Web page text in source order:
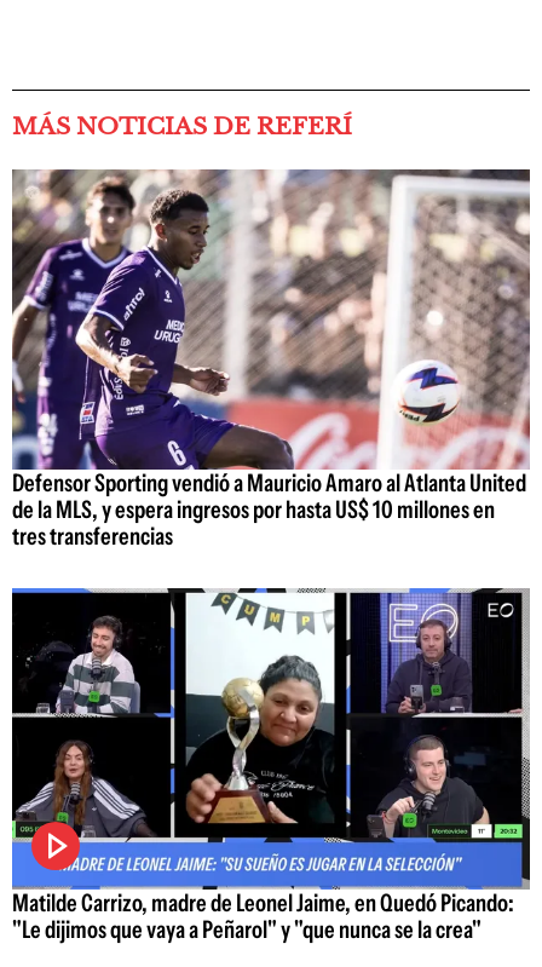
MÁS NOTICIAS DE REFERÍ
Defensor Sporting vendió a Mauricio Amaro al Atlanta United
de la MLS, y espera ingresos por hasta US$ 10 millones en
tres transferencias
Matilde Carrizo, madre de Leonel Jaime, en Quedó Picando:
"Le dijimos que vaya a Peñarol" y "que nunca se la crea"